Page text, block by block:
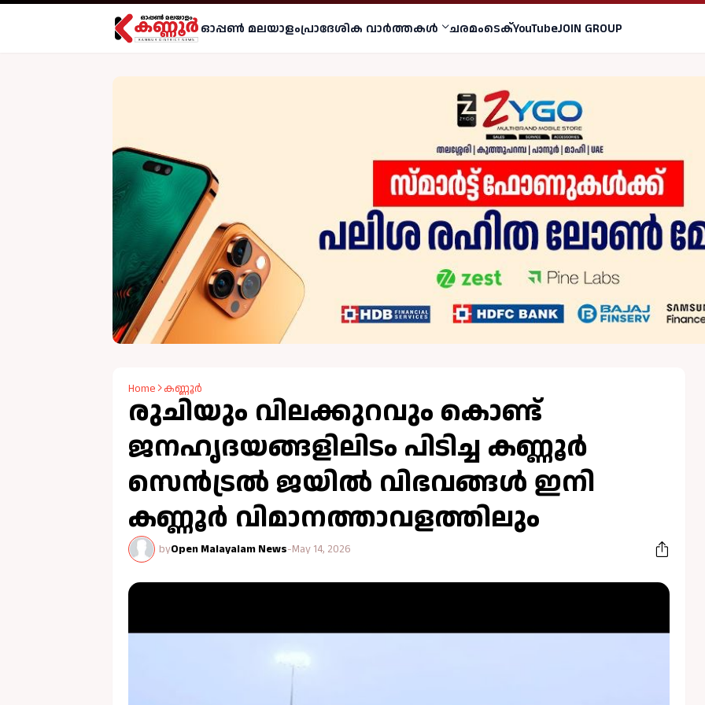
ഓപ്പണ്‍ മലയാളംപ്രാദേശിക വാര്‍ത്തകള്‍ ചരമംടെക്YouTubeJOIN GROUP
Home കണ്ണൂർ
രുചിയും വിലക്കുറവും കൊണ്ട്
ജനഹൃദയങ്ങളിലിടം പിടിച്ച കണ്ണൂര്‍
സെൻട്രല്‍ ജയില്‍ വിഭവങ്ങള്‍ ഇനി
കണ്ണൂര്‍ വിമാനത്താവളത്തിലും
byOpen Malayalam News-May 14, 2026